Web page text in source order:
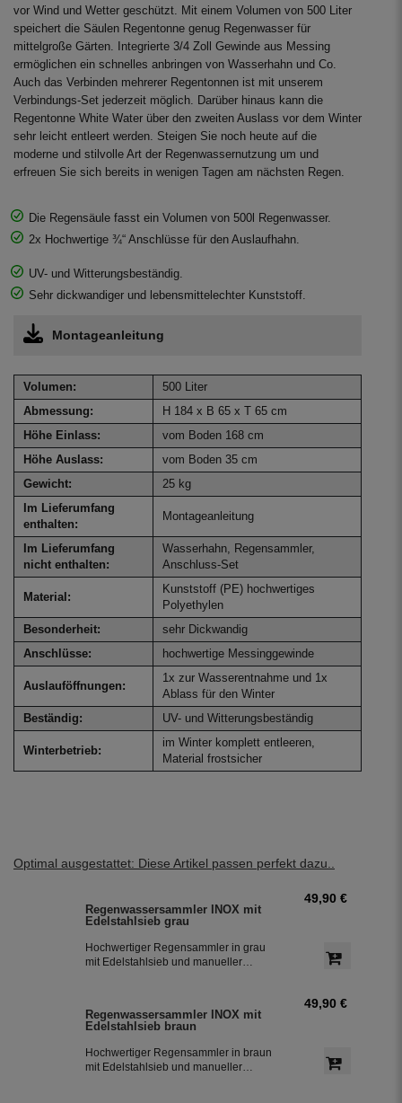
vor Wind und Wetter geschützt. Mit einem Volumen von 500 Liter
speichert die Säulen Regentonne genug Regenwasser für
mittelgroße Gärten. Integrierte 3/4 Zoll Gewinde aus Messing
ermöglichen ein schnelles anbringen von Wasserhahn und Co.
Auch das Verbinden mehrerer Regentonnen ist mit unserem
Verbindungs-Set jederzeit möglich. Darüber hinaus kann die
Regentonne White Water über den zweiten Auslass vor dem Winter
sehr leicht entleert werden. Steigen Sie noch heute auf die
moderne und stilvolle Art der Regenwassernutzung um und
erfreuen Sie sich bereits in wenigen Tagen am nächsten Regen.
Die Regensäule fasst ein Volumen von 500l Regenwasser.
2x Hochwertige ¾“ Anschlüsse für den Auslaufhahn.
UV- und Witterungsbeständig.
Sehr dickwandiger und lebensmittelechter Kunststoff.
Montageanleitung
Volumen:
500 Liter
Abmessung:
H 184 x B 65 x T 65 cm
Höhe Einlass:
vom Boden 168 cm
Höhe Auslass:
vom Boden 35 cm
Gewicht:
25 kg
Im Lieferumfang
enthalten:
Montageanleitung
Im Lieferumfang
nicht enthalten:
Wasserhahn, Regensammler,
Anschluss-Set
Material:
Kunststoff (PE) hochwertiges
Polyethylen
Besonderheit:
sehr Dickwandig
Anschlüsse:
hochwertige Messinggewinde
Auslauföffnungen:
1x zur Wasserentnahme und 1x
Ablass für den Winter
Beständig:
UV- und Witterungsbeständig
Winterbetrieb:
im Winter komplett entleeren,
Material frostsicher
Optimal ausgestattet: Diese Artikel passen perfekt dazu..
Regenwassersammler INOX mit
Edelstahlsieb grau
Hochwertiger Regensammler in grau
mit Edelstahlsieb und manueller
leitet zuverlässig sauberes
Regenwasser in ihre Regentonne.
Dieser Fallrohrfilter ist bereits 1000-
fach im Einsatz und wird in die ganze
49,90 €
Regenwassersammler INOX mit
Edelstahlsieb braun
Hochwertiger Regensammler in braun
mit Edelstahlsieb und manueller
49,90 €